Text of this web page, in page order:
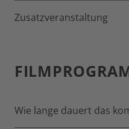
Zusatzveranstaltung
Wie lange dauert das